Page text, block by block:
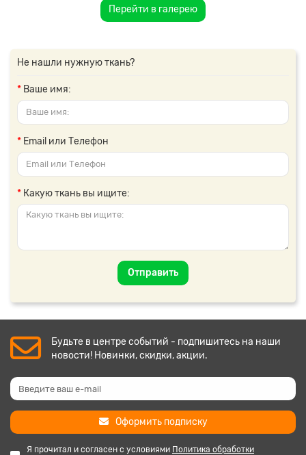
Перейти в галерею
Не нашли нужную ткань?
Ваше имя:
Email или Телефон
Какую ткань вы ищите:
Отправить
Будьте в центре событий - подпишитесь на наши
новости! Новинки, скидки, акции.
Оформить подписку
Я прочитал и согласен с условиями Политика обработки